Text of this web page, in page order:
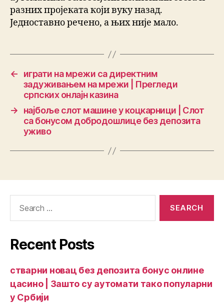
разних пројеката који вуку назад.
Једноставно речено, а њих није мало.
←
играти на мрежи са директним
задуживањем на мрежи | Прегледи
српских онлајн казина
→
најбоље слот машине у коцкарници | Слот
са бонусом добродошлице без депозита
уживо
Recent Posts
стварни новац без депозита бонус онлине
цасино | Зашто су аутомати тако популарни
у Србији